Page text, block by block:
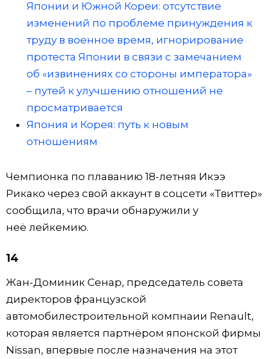
Японии и Южной Кореи: отсутствие
изменений по проблеме принуждения к
труду в военное время, игнорирование
протеста Японии в связи с замечанием
об «извинениях со стороны императора»
– путей к улучшению отношений не
просматривается
Япония и Корея: путь к новым
отношениям
Чемпионка по плаванию 18-летняя Икээ
Рикако через свой аккаунт в соцсети «Твиттер»
сообщила, что врачи обнаружили у
неё лейкемию.
14
Жан-Доминик Сенар, председатель совета
директоров французской
автомобилестроительной компнаии Renault,
которая является партнёром японской фирмы
Nissan, впервые после назначения на этот